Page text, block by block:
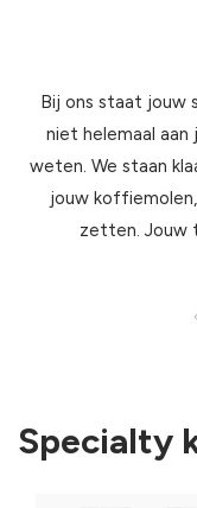
Bij ons staat jouw
niet helemaal
weten. We staan
jouw
zetten. Jouw
Specialty